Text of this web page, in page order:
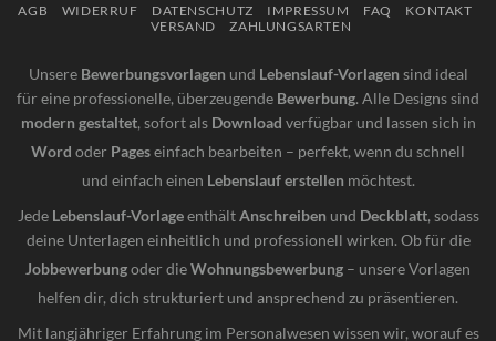
AGB WIDERRUF DATENSCHUTZ IMPRESSUM FAQ
KONTAKT
VERSAND
ZAHLUNGSARTEN
Unsere Bewerbungsvorlagen und Lebenslauf-Vorlagen sind ideal
für eine professionelle, überzeugende Bewerbung. Alle Designs sind
modern gestaltet, sofort als Download verfügbar und lassen sich in
Word oder Pageseinfach bearbeiten – perfekt, wenn du schnell
und einfach einen Lebenslauf erstellen möchtest.
Jede Lebenslauf-VorlageenthältAnschreiben und Deckblatt, sodass
deine Unterlagen einheitlich und professionell wirken. Ob für die
Jobbewerbungoder dieWohnungsbewerbung – unsere Vorlagen
helfen dir, dich strukturiert und ansprechend zu präsentieren.
Mit langjähriger Erfahrung im Personalwesen wissen wir, worauf es